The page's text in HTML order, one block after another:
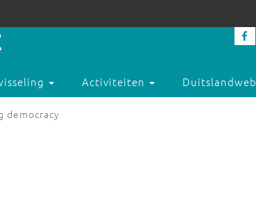
Activiteiten Duitslandweb
democracy